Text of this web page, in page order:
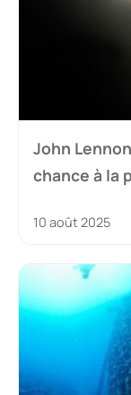
John
chance à la
10 août 2025